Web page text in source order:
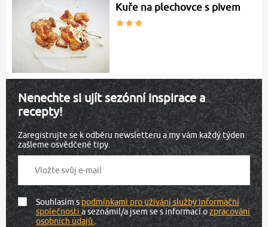
Kuře na plechovce s pivem
Nenechte si ujít sezónní inspirace a
recepty!
Zaregistrujte se k odběru newsletteru a my vám každý týden
zašleme osvědčené tipy.
Souhlasím spodmínkami pro užívání služby informační
společnostia seznámil/a jsem se s informací ozpracování
osobních údajů.